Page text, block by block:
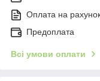
Оплата на
Предоплата
Всі умови оплати